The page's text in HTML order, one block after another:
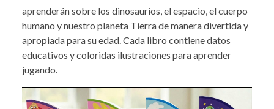
aprenderán sobre los dinosaurios, el espacio, el cuerpo
humano y nuestro planeta Tierra de manera divertida y
apropiada para su edad. Cada libro contiene datos
educativos y coloridas ilustraciones para aprender
jugando.